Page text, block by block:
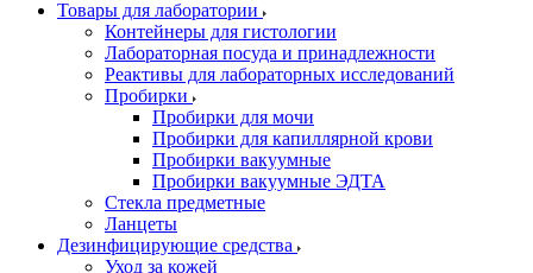
Товары для лаборатории
Контейнеры для гистологии
Лабораторная посуда и принадлежности
Реактивы для лабораторных исследований
Пробирки
Пробирки для мочи
Пробирки для капиллярной крови
Пробирки вакуумные
Пробирки вакуумные ЭДТА
Стекла предметные
Ланцеты
Дезинфицирующие средства
Уход за кожей